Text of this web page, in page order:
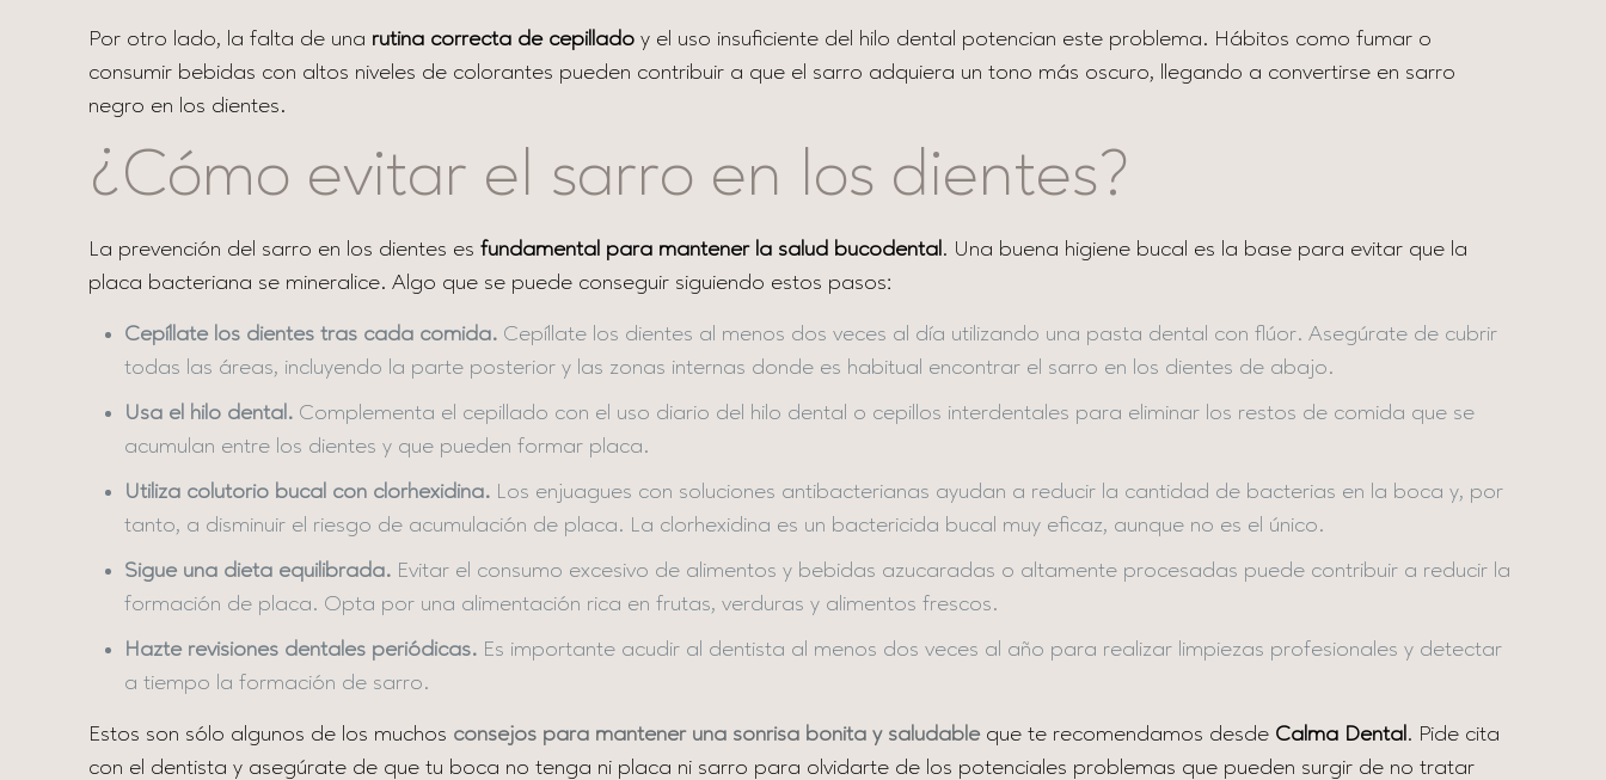
Por otro lado, la falta de una rutina correcta de cepillado y el uso insuficiente del hilo dental potencian este problema. Hábitos como fumar o
consumir bebidas con altos niveles de colorantes pueden contribuir a que el sarro adquiera un tono más oscuro, llegando a convertirse en sarro
negro en los dientes.
¿Cómo evitar el sarro en los dientes?
La prevención del sarro en los dientes esfundamental para mantener la salud bucodental . Una buena higiene bucal es la base para evitar que la
placa bacteriana se mineralice. Algo que se puede conseguir siguiendo estos pasos:
Cepíllate los dientes tras cada comida. Cepíllate los dientes al menos dos veces al día utilizando una pasta dental con flúor. Asegúrate de cubrir
todas las áreas, incluyendo la parte posterior y las zonas internas donde es habitual encontrar el sarro en los dientes de abajo.
Usa el hilo dental. Complementa el cepillado con el uso diario del hilo dental o cepillos interdentales para eliminar los restos de comida que se
acumulan entre los dientes y que pueden formar placa.
Utiliza colutorio bucal con clorhexidina. Los enjuagues con soluciones antibacterianas ayudan a reducir la cantidad de bacterias en la boca y, por
tanto, a disminuir el riesgo de acumulación de placa. La clorhexidina es un bactericida bucal muy eficaz, aunque no es el único.
Sigue una dieta equilibrada. Evitar el consumo excesivo de alimentos y bebidas azucaradas o altamente procesadas puede contribuir a reducir la
formación de placa. Opta por una alimentación rica en frutas, verduras y alimentos frescos.
Hazte revisiones dentales periódicas. Es importante acudir al dentista al menos dos veces al año para realizar limpiezas profesionales y detectar
a tiempo la formación de sarro.
Estos son sólo algunos de los muchos consejos para mantener una sonrisa bonita y saludable que te recomendamos desde Calma Dental . Pide cita
con el dentista y asegúrate de que tu boca no tenga ni placa ni sarro para olvidarte de los potenciales problemas que pueden surgir de no tratar